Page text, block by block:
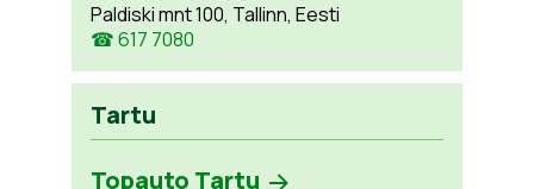
Paldiski mnt 100, Tallinn, Eesti
☎ 617 7080
Tartu
Topauto Tartu